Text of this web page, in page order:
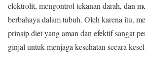
elektrolit, mengontrol tekanan darah, dan
berbahaya dalam tubuh. Oleh karena itu,
prinsip diet yang aman dan efektif sangat
ginjal untuk menjaga kesehatan secara